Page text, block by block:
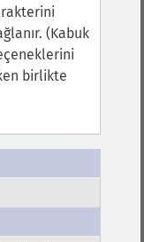
(Kabuk
birlikte